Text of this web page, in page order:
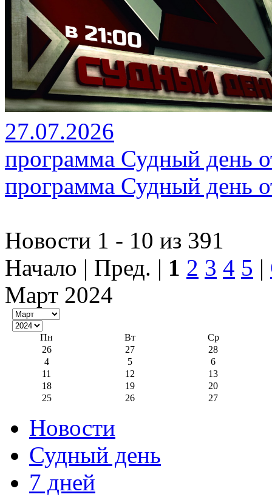
27.07.2026
программа Судный день
программа Судный день
Новости 1 - 10 из 391
Начало | Пред. | 1 2 3 4 5 |
Март 2024
Пн Вт
Ср
26
27
28
4
5
6
11
12
13
18
19
20
25
26 27
Новости
Судный день
7 дней